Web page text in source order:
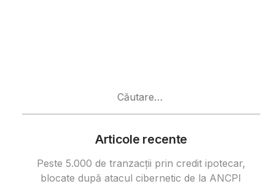
Articole recente
Peste 5.000 de tranzacții prin credit ipotecar,
blocate după atacul cibernetic de la ANCPI